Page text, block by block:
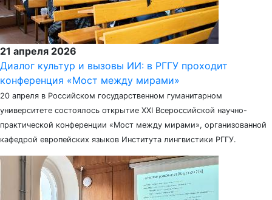
21 апреля 2026
Диалог культур и вызовы ИИ: в РГГУ проходит
конференция «Мост между мирами»
20 апреля в Российском государственном гуманитарном
университете состоялось открытие XXI Всероссийской научно-
практической конференции «Мост между мирами», организованной
кафедрой европейских языков Института лингвистики РГГУ.